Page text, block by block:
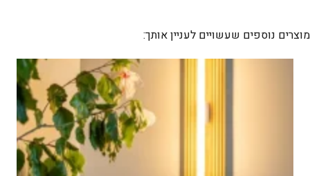
8
מוצרים נוספים שעשויים לעניין אותך: